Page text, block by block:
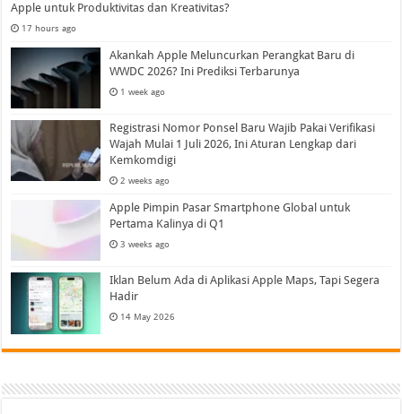
Apple untuk Produktivitas dan Kreativitas?
17 hours ago
Akankah Apple Meluncurkan Perangkat Baru di
WWDC 2026? Ini Prediksi Terbarunya
1 week ago
Registrasi Nomor Ponsel Baru Wajib Pakai Verifikasi
Wajah Mulai 1 Juli 2026, Ini Aturan Lengkap dari
Kemkomdigi
2 weeks ago
Apple Pimpin Pasar Smartphone Global untuk
Pertama Kalinya di Q1
3 weeks ago
Iklan Belum Ada di Aplikasi Apple Maps, Tapi Segera
Hadir
14 May 2026